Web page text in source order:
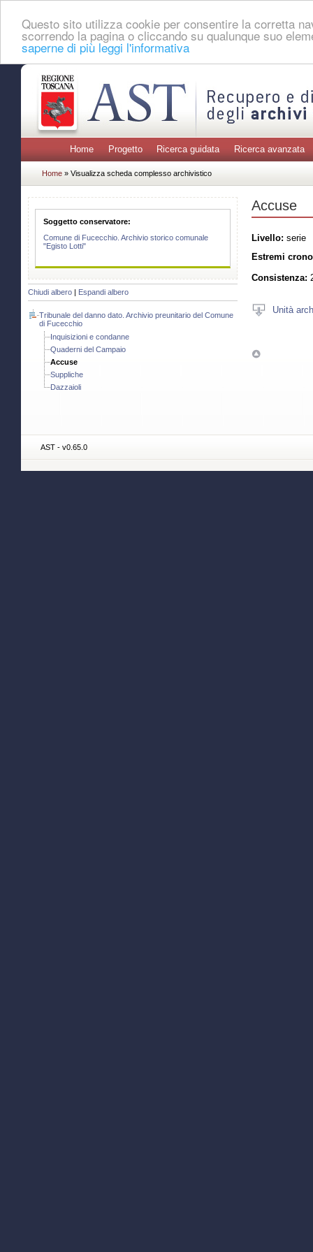
Questo sito utilizza cookie per consentire la corretta
scorrendo la pagina o cliccando su qualunque suo
saperne di più leggi l'informativa
Home Progetto Ricerca guidata Ricerca avanzata
Home » Visualizza scheda complesso archivistico
Soggetto conservatore:
Comune di Fucecchio. Archivio storico comunale
"Egisto Lotti"
Chiudi albero Espandi albero
Tribunale del danno dato. Archivio preunitario del Comune
di Fucecchio
Inquisizioni e condanne
Quaderni del Campaio
Accuse
Suppliche
Dazzaioli
Accuse
Livello: serie
Estremi
Consistenza:
Unità
AST - v0.65.0